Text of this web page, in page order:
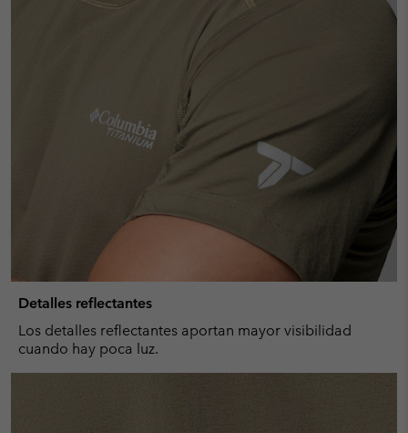
Detalles reflectantes
Los detalles reflectantes aportan mayor visibilidad
cuando hay poca luz.